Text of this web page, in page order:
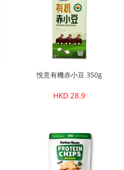
悅意有機赤小豆 350g
HKD 28.9